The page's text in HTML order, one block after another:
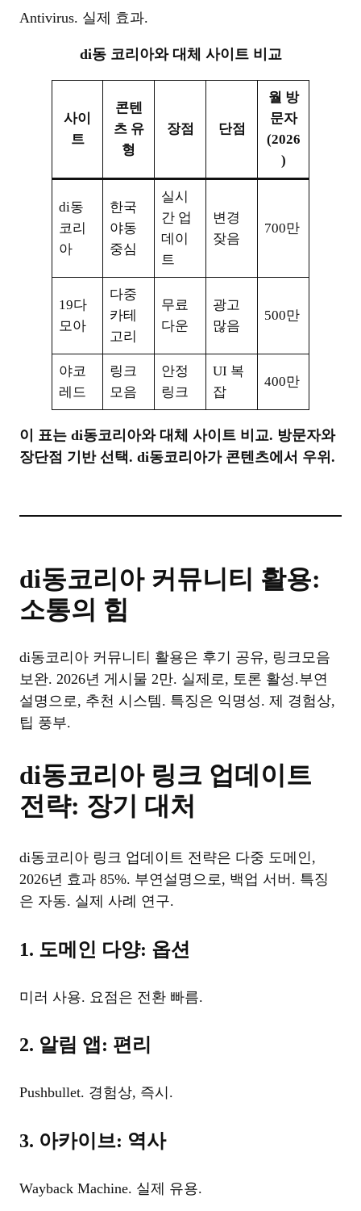
Antivirus. 실제 효과.
di동 코리아와 대체 사이트 비교
사이
트
콘텐
츠 유
형
장점 단점
월 방
문자
(2026
)
di동
코리
아
한국
야동
중심
실시
간 업
데이
트
변경
잦음
700만
19다
모아
다중
카테
고리
무료
다운
광고
많음
500만
야코
레드
링크
모음
안정
링크
UI 복
잡
400만
이 표는 di동코리아와 대체 사이트 비교. 방문자와
장단점 기반 선택. di동코리아가 콘텐츠에서 우위.
di동코리아 커뮤니티 활용:
소통의 힘
di동코리아 커뮤니티 활용은 후기 공유, 링크모음
보완. 2026년 게시물 2만. 실제로, 토론 활성.부연
설명으로, 추천 시스템. 특징은 익명성. 제 경험상,
팁 풍부.
di동코리아 링크 업데이트
전략: 장기 대처
di동코리아 링크 업데이트 전략은 다중 도메인,
2026년 효과 85%. 부연설명으로, 백업 서버. 특징
은 자동. 실제 사례 연구.
1. 도메인 다양: 옵션
미러 사용. 요점은 전환 빠름.
2. 알림 앱: 편리
Pushbullet. 경험상, 즉시.
3. 아카이브: 역사
Wayback Machine. 실제 유용.